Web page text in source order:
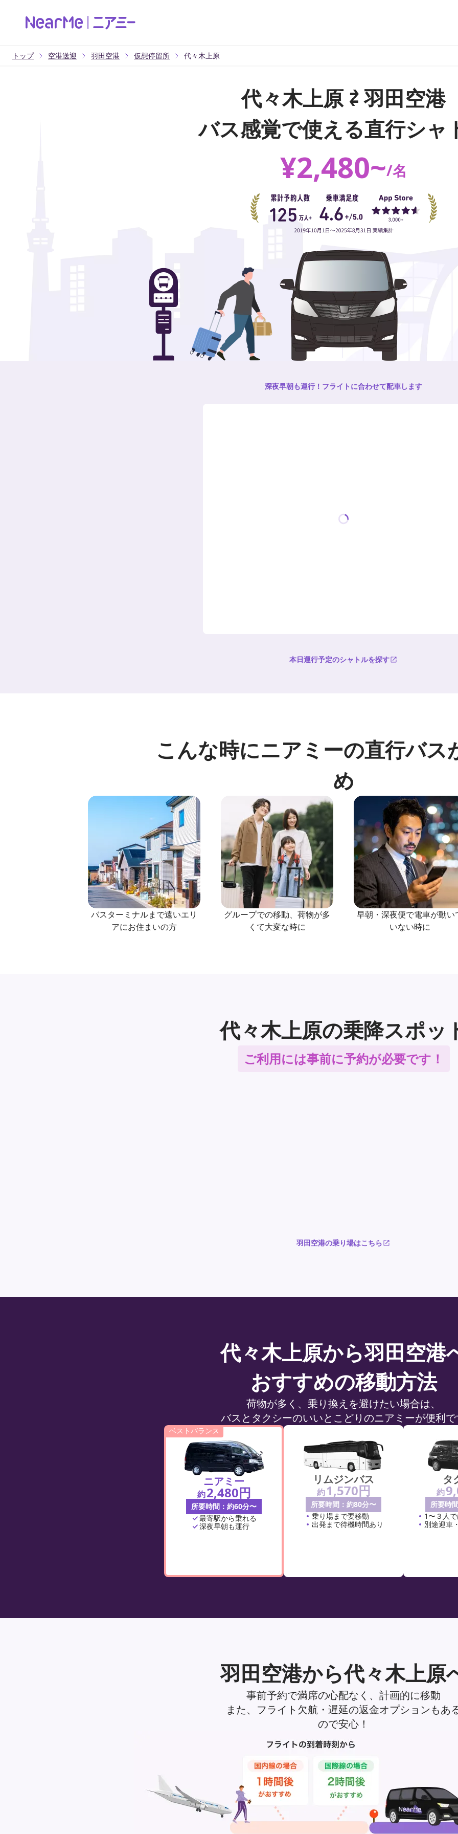
トップ 空港送迎 羽田空港 仮想停留所 代々木上原
代々木上原 ⇄ 羽田空港
バス感覚で使える直行シャ
¥2,480~/名
深夜早朝も運行！フライトに合わせて配車します
本日運行予定のシャトルを探す
こんな時にニアミーの直行バス
め
バスターミナルまで遠いエリ
アにお住まいの方
グループでの移動、荷物が多
くて大変な時に
早朝・深夜便で電車が動い
いない時に
代々木上原の乗降スポッ
ご利用には事前に予約が必要です！
羽田空港の乗り場はこちら
代々木上原から羽田空港
おすすめの移動方法
荷物が多く、乗り換えを避けたい場合は、
バスとタクシーのいいとこどりのニアミーが便利
ベストバランス
ニアミー
約2,480円
所要時間：約60分〜
最寄駅から乗れる
深夜早朝も運行
リムジンバス
約1,570円
所要時間：約80分〜
乗り場まで要移動
出発まで待機時間あり
タ
約
所要時
1〜３人
別途迎車
羽田空港から代々木上原
事前予約で満席の心配なく、計画的に移動
また、フライト欠航・遅延の返金オプションもあ
ので安心！